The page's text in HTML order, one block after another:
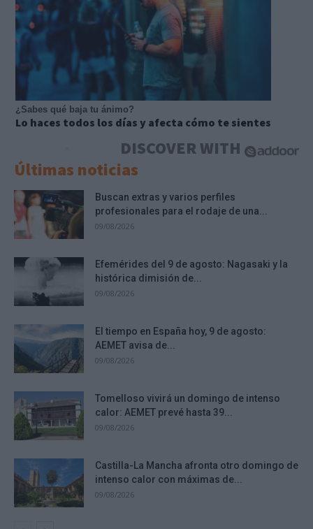
¿Sabes qué baja tu ánimo?
Lo haces todos los días y afecta cómo te sientes
DISCOVER WITH
Últimas noticias
Buscan extras y varios perfiles
profesionales para el rodaje de una...
09/08/2026
Efemérides del 9 de agosto: Nagasaki y la
histórica dimisión de...
09/08/2026
El tiempo en España hoy, 9 de agosto:
AEMET avisa de...
09/08/2026
Tomelloso vivirá un domingo de intenso
calor: AEMET prevé hasta 39...
09/08/2026
Castilla-La Mancha afronta otro domingo de
intenso calor con máximas de...
09/08/2026